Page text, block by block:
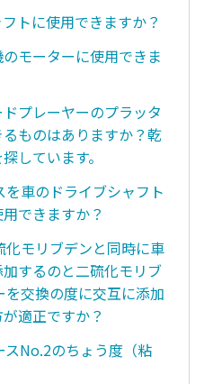
トに使用できますか？
モーターに使用できま
プレーヤーのプラッタ
ものはありますか？乾
しています。
車のドライブシャフト
できますか？
モリブデンと同時に車
するのと二硫化モリブ
交換の度に交互に添加
適正ですか？
スNo.2のちょう度（粘